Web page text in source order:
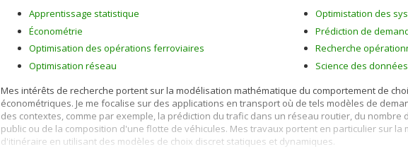
Apprentissage statistique
Économétrie
Optimisation des opérations ferroviaires
Optimisation réseau
Optimistation des
Prédiction de
Recherche
Science des données
Mes intérêts de recherche portent sur la modélisation mathématique du comportement de
économétriques. Je me focalise sur des applications en transport où de tels modèles de
des contextes, comme par exemple, la prédiction du trafic dans un réseau routier, du
public ou de la composition d'une flotte de véhicules. Mes travaux portent en particulier sur
d'itinéraire en utilisant des modèles de choix discret statiques et dynamiques.